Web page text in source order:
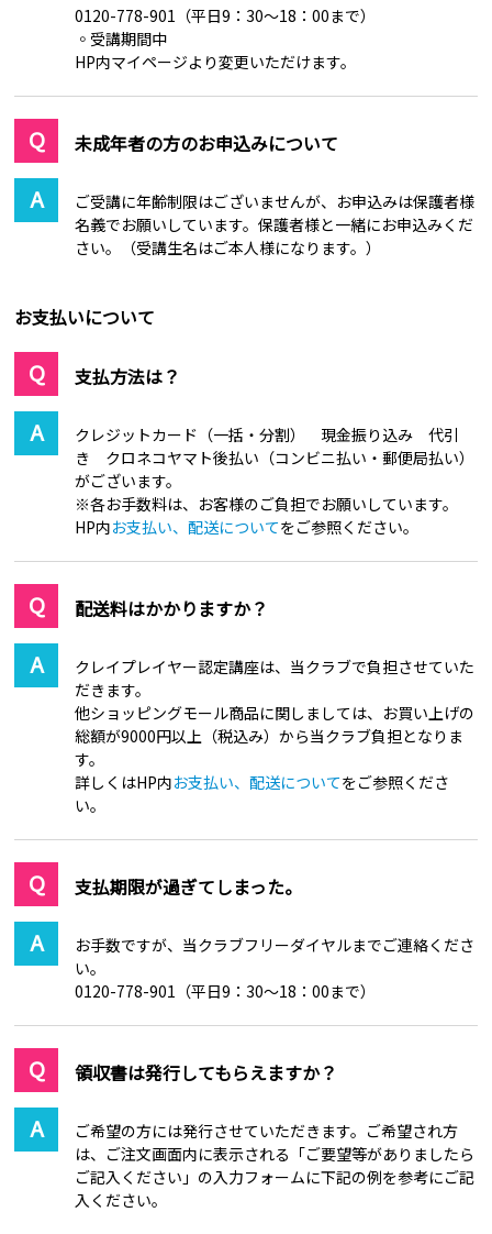
0120-778-901（平日9：30～18：00まで）
◦受講期間中
HP内マイページより変更いただけます。
未成年者の方のお申込みについて
ご受講に年齢制限はございませんが、お申込みは保護者様
名義でお願いしています。保護者様と一緒にお申込みくだ
さい。（受講生名はご本人様になります。）
お支払いについて
支払方法は？
クレジットカード（一括・分割） 現金振り込み 代引
き クロネコヤマト後払い（コンビニ払い・郵便局払い）
がございます。
※各お手数料は、お客様のご負担でお願いしています。
HP内お支払い、配送についてをご参照ください。
配送料はかかりますか？
クレイプレイヤー認定講座は、当クラブで負担させていた
だきます。
他ショッピングモール商品に関しましては、お買い上げの
総額が9000円以上（税込み）から当クラブ負担となりま
す。
詳しくはHP内お支払い、配送についてをご参照くださ
い。
支払期限が過ぎてしまった。
お手数ですが、当クラブフリーダイヤルまでご連絡くださ
い。
0120-778-901（平日9：30～18：00まで）
領収書は発行してもらえますか？
ご希望の方には発行させていただきます。ご希望され方
は、ご注文画面内に表示される「ご要望等がありましたら
ご記入ください」の入力フォームに下記の例を参考にご記
入ください。